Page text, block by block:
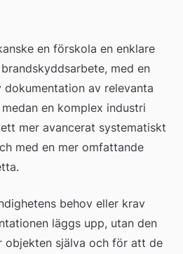
en förskola en enklare
med en
av relevanta
en komplex industri
mer avancerat systematiskt
med en mer omfattande
behov eller krav
läggs upp, utan den
själva och för att de